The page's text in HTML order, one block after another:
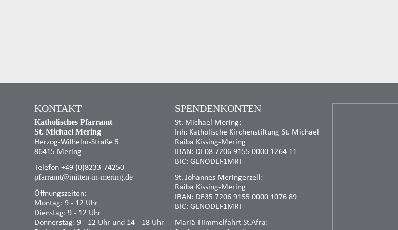
KONTAKT
Katholisches Pfarramt
St. Michael Mering
Herzog-Wilhelm-Straße 5
86415 Mering
Telefon +49 (0)8233-74250
pfarramt@mitten-in-mering.de
Öffnungszeiten:
Montag: 9 - 12 Uhr
Dienstag: 9 - 12 Uhr
Donnerstag: 9 - 12 Uhr und 14 - 18 Uhr
SPENDENKONTEN
St. Michael Mering:
Inh: Katholische Kirchenstiftung St. Michael
Raiba Kissing-Mering
IBAN: DE08 7206 9155 0000 1264 11
BIC: GENODEF1MRI
St. Johannes Meringerzell:
Raiba Kissing-Mering
IBAN: DE35 7206 9155 0000 1076 89
BIC: GENODEF1MRI
Mariä-Himmelfahrt St.Afra: